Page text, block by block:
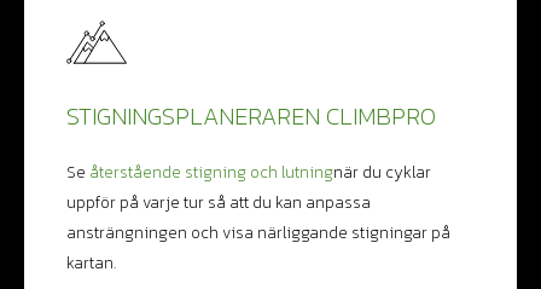
STIGNINGSPLANERAREN CLIMBPRO
Se återstående stigning och lutningnär du cyklar
uppför på varje tur så att du kan anpassa
ansträngningen och visa närliggande stigningar på
kartan.